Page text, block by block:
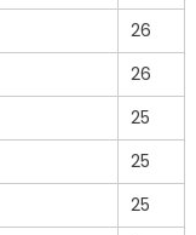
26
26
25
25
25